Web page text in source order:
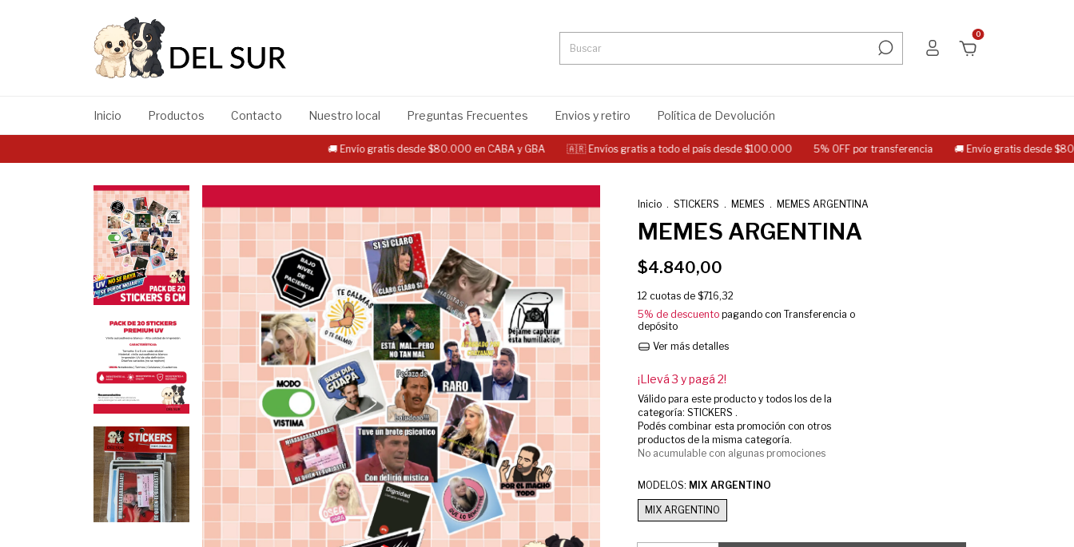
0
Inicio Productos Contacto Nuestro local Preguntas Frecuentes Envios y retiro Política de Devolución
🚚 Envío gratis desde $80.000 en CABA y GBA 🇦🇷 Envíos gratis a todo el país desde $100.000 5% OFF por transferencia 🚚 Envío gratis desde $80.000
Inicio . STICKERS . MEMES . MEMES ARGENTINA
MEMES ARGENTINA
$4.840,00
12 cuotas de $716,32
5% de descuento pagando con Transferencia o
depósito
Ver más detalles
¡Llevá 3 y pagá 2!
Válido para este producto y todos los de la
categoría: STICKERS .
Podés combinar esta promoción con otros
productos de la misma categoría.
No acumulable con algunas promociones
MODELOS: MIX ARGENTINO
MIX ARGENTINO